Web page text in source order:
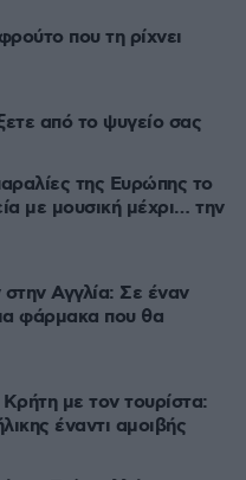
που τη ρίχνει
από το ψυγείο σας
της Ευρώπης το
με μουσική μέχρι… την
Αγγλία: Σε έναν
φάρμακα που θα
με τον τουρίστα:
έναντι αμοιβής